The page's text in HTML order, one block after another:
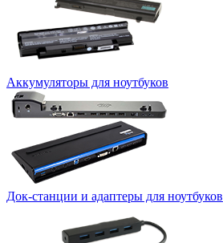
Аккумуляторы для ноутбуков
Док-станции и адаптеры для ноутбуков